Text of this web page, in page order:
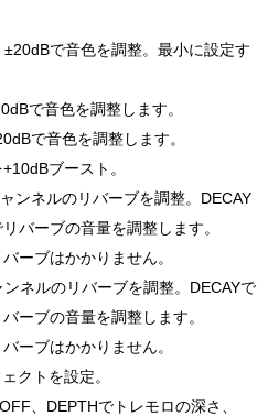
±20dBで音色を調整。最小に設定す
で音色を調整します。
で音色を調整します。
ブースト。
ンネルのリバーブを調整。DECAY
バーブの音量を調整します。
ーブはかかりません。
ンネルのリバーブを調整。DECAYで
ーブの音量を調整します。
ーブはかかりません。
クトを設定。
、DEPTHでトレモロの深さ、